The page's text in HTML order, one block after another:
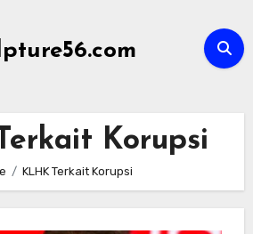
Korupsi
KLHK Terkait Korupsi